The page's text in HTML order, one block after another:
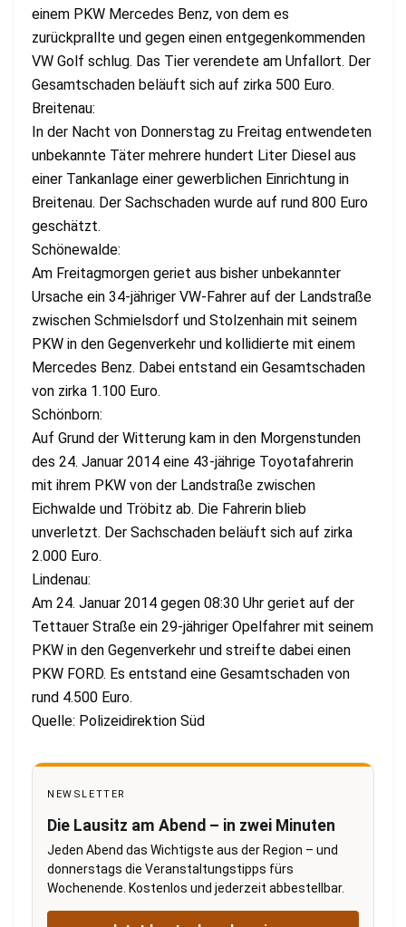
einem PKW Mercedes Benz, von dem es
zurückprallte und gegen einen entgegenkommenden
VW Golf schlug. Das Tier verendete am Unfallort. Der
Gesamtschaden beläuft sich auf zirka 500 Euro.
Breitenau:
In der Nacht von Donnerstag zu Freitag entwendeten
unbekannte Täter mehrere hundert Liter Diesel aus
einer Tankanlage einer gewerblichen Einrichtung in
Breitenau. Der Sachschaden wurde auf rund 800 Euro
geschätzt.
Schönewalde:
Am Freitagmorgen geriet aus bisher unbekannter
Ursache ein 34-jähriger VW-Fahrer auf der Landstraße
zwischen Schmielsdorf und Stolzenhain mit seinem
PKW in den Gegenverkehr und kollidierte mit einem
Mercedes Benz. Dabei entstand ein Gesamtschaden
von zirka 1.100 Euro.
Schönborn:
Auf Grund der Witterung kam in den Morgenstunden
des 24. Januar 2014 eine 43-jährige Toyotafahrerin
mit ihrem PKW von der Landstraße zwischen
Eichwalde und Tröbitz ab. Die Fahrerin blieb
unverletzt. Der Sachschaden beläuft sich auf zirka
2.000 Euro.
Lindenau:
Am 24. Januar 2014 gegen 08:30 Uhr geriet auf der
Tettauer Straße ein 29-jähriger Opelfahrer mit seinem
PKW in den Gegenverkehr und streifte dabei einen
PKW FORD. Es entstand eine Gesamtschaden von
rund 4.500 Euro.
Quelle: Polizeidirektion Süd
NEWSLETTER
Die Lausitz am Abend – in zwei Minuten
Jeden Abend das Wichtigste aus der Region – und
donnerstags die Veranstaltungstipps fürs
Wochenende. Kostenlos und jederzeit abbestellbar.